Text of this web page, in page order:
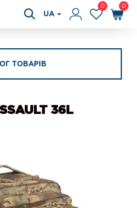
UA
0 0
ТОВАРІВ
36L